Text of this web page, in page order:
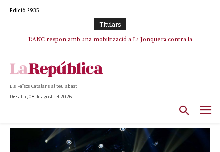
Edició 2935
TItulars
L’ANC respon amb una mobilització a La Jonquera contra la
Els Països Catalans al teu abast
Dissabte, 08 de agost del 2026